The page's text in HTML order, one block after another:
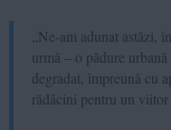
„Ne-am adunat astăzi,
urmă – o pădure
degradat, împreună cu
rădăcini pentru un